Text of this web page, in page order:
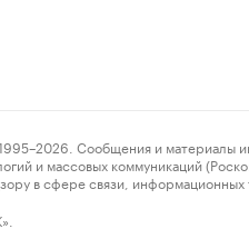
Сообщения и материалы
и массовых коммуникаций
в сфере связи,